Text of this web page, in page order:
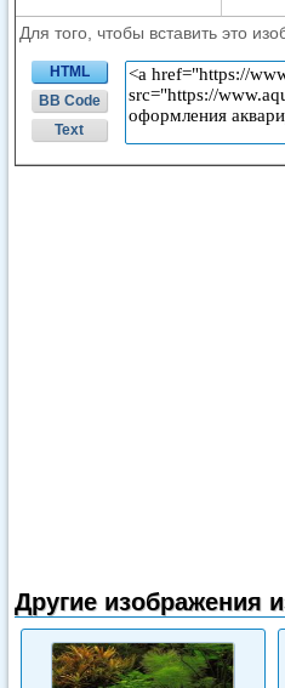
Для того, чтобы вставить это
HTML
BB Code
Text
Другие изображения